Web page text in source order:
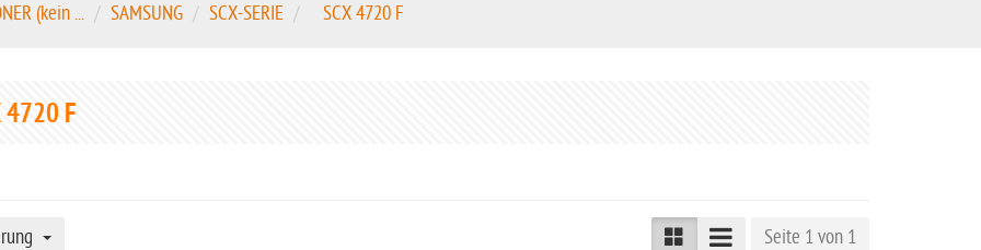
(kein ... SAMSUNG SCX-SERIE SCX 4720 F
4720 F
Seite 1 von 1